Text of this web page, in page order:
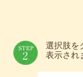
選択肢を
表示され